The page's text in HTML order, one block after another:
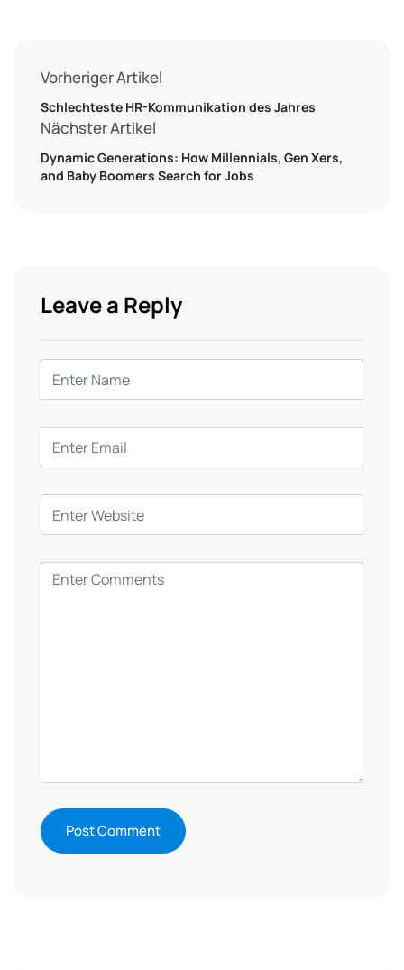
Vorheriger Artikel
Schlechteste HR-Kommunikation des Jahres
Nächster Artikel
Dynamic Generations: How Millennials, Gen Xers,
and Baby Boomers Search for Jobs
Leave a Reply